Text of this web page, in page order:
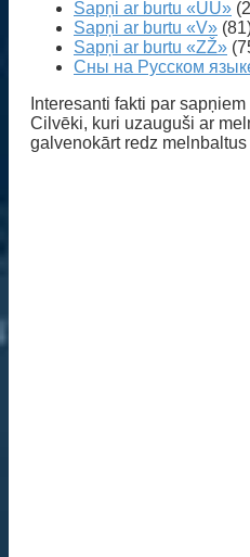
Sapņi ar burtu «UŪ»
Sapņi ar burtu «V»
Sapņi ar burtu «ZŽ»
Сны на Русском
Interesanti fakti par sapņiem
Cilvēki, kuri uzauguši ar
galvenokārt redz melnbaltus